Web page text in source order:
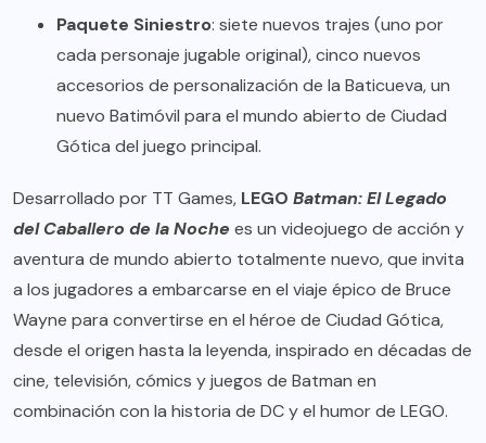
Paquete Siniestro: siete nuevos trajes (uno por
cada personaje jugable original), cinco nuevos
accesorios de personalización de la Baticueva, un
nuevo Batimóvil para el mundo abierto de Ciudad
Gótica del juego principal.
Desarrollado por TT Games, LEGO Batman: El Legado
del Caballero de la Noche es un videojuego de acción y
aventura de mundo abierto totalmente nuevo, que invita
a los jugadores a embarcarse en el viaje épico de Bruce
Wayne para convertirse en el héroe de Ciudad Gótica,
desde el origen hasta la leyenda, inspirado en décadas de
cine, televisión, cómics y juegos de Batman en
combinación con la historia de DC y el humor de LEGO.